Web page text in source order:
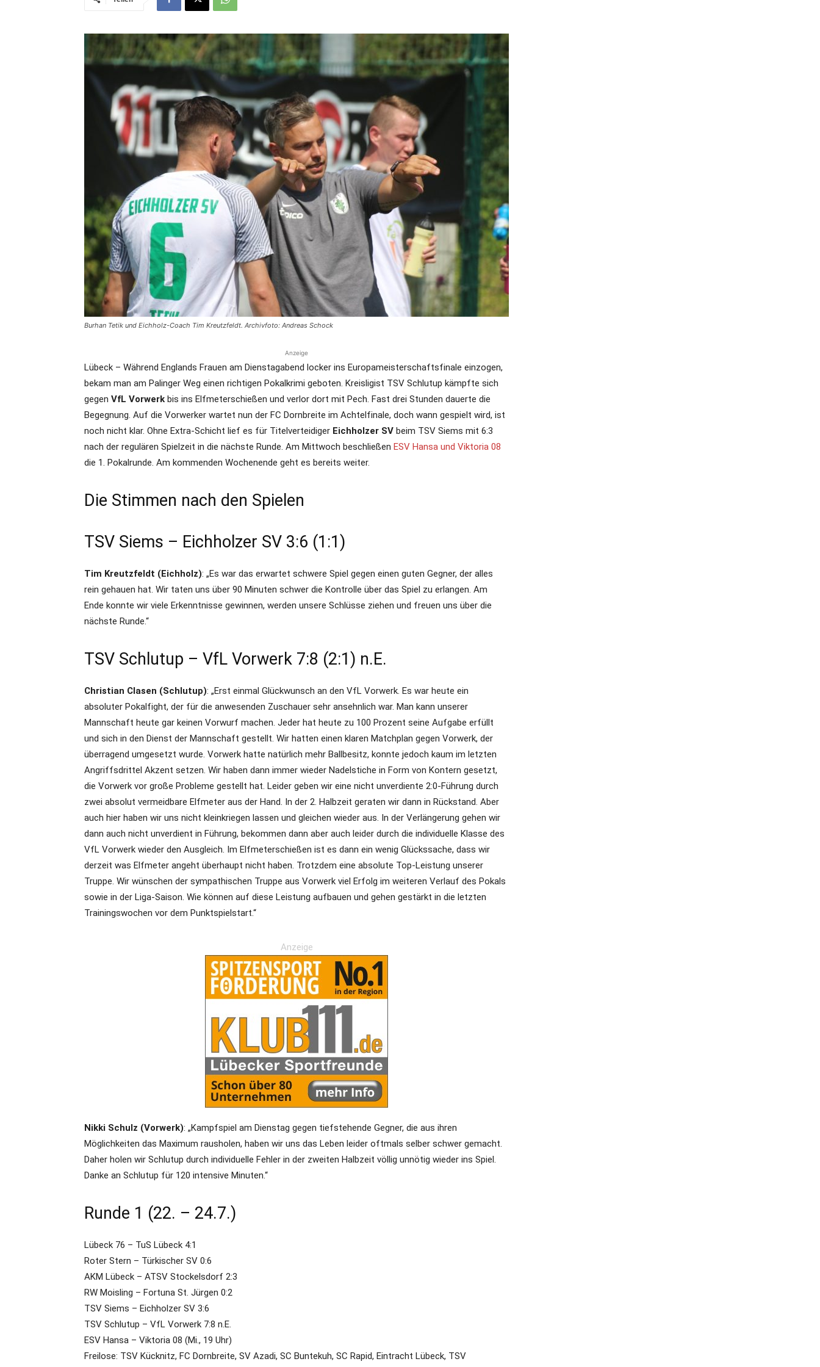
die
Region
Burhan Tetik und Eichholz-Coach Tim Kreutzfeldt. Archivfoto: Andreas Schock
Anzeige
Lübeck – Während Englands Frauen am Dienstagabend locker ins Europameisterschaftsfinale einzogen,
bekam man am Palinger Weg einen richtigen Pokalkrimi geboten. Kreisligist TSV Schlutup kämpfte sich
gegen VfL Vorwerk bis ins Elfmeterschießen und verlor dort mit Pech. Fast drei Stunden dauerte die
Begegnung. Auf die Vorwerker wartet nun der FC Dornbreite im Achtelfinale, doch wann gespielt wird, ist
noch nicht klar. Ohne Extra-Schicht lief es für Titelverteidiger Eichholzer SV beim TSV Siems mit 6:3
nach der regulären Spielzeit in die nächste Runde. Am Mittwoch beschließen ESV Hansa und Viktoria 08
die 1. Pokalrunde. Am kommenden Wochenende geht es bereits weiter.
Die Stimmen nach den Spielen
TSV Siems – Eichholzer SV 3:6 (1:1)
Tim Kreutzfeldt (Eichholz): „Es war das erwartet schwere Spiel gegen einen guten Gegner, der alles
rein gehauen hat. Wir taten uns über 90 Minuten schwer die Kontrolle über das Spiel zu erlangen. Am
Ende konnte wir viele Erkenntnisse gewinnen, werden unsere Schlüsse ziehen und freuen uns über die
nächste Runde.“
TSV Schlutup – VfL Vorwerk 7:8 (2:1) n.E.
Christian Clasen (Schlutup): „Erst einmal Glückwunsch an den VfL Vorwerk. Es war heute ein
absoluter Pokalfight, der für die anwesenden Zuschauer sehr ansehnlich war. Man kann unserer
Mannschaft heute gar keinen Vorwurf machen. Jeder hat heute zu 100 Prozent seine Aufgabe erfüllt
und sich in den Dienst der Mannschaft gestellt. Wir hatten einen klaren Matchplan gegen Vorwerk, der
überragend umgesetzt wurde. Vorwerk hatte natürlich mehr Ballbesitz, konnte jedoch kaum im letzten
Angriffsdrittel Akzent setzen. Wir haben dann immer wieder Nadelstiche in Form von Kontern gesetzt,
die Vorwerk vor große Probleme gestellt hat. Leider geben wir eine nicht unverdiente 2:0-Führung durch
zwei absolut vermeidbare Elfmeter aus der Hand. In der 2. Halbzeit geraten wir dann in Rückstand. Aber
auch hier haben wir uns nicht kleinkriegen lassen und gleichen wieder aus. In der Verlängerung gehen wir
dann auch nicht unverdient in Führung, bekommen dann aber auch leider durch die individuelle Klasse des
VfL Vorwerk wieder den Ausgleich. Im Elfmeterschießen ist es dann ein wenig Glückssache, dass wir
derzeit was Elfmeter angeht überhaupt nicht haben. Trotzdem eine absolute Top-Leistung unserer
Truppe. Wir wünschen der sympathischen Truppe aus Vorwerk viel Erfolg im weiteren Verlauf des Pokals
sowie in der Liga-Saison. Wie können auf diese Leistung aufbauen und gehen gestärkt in die letzten
Trainingswochen vor dem Punktspielstart.“
Anzeige
Nikki Schulz (Vorwerk): „Kampfspiel am Dienstag gegen tiefstehende Gegner, die aus ihren
Möglichkeiten das Maximum rausholen, haben wir uns das Leben leider oftmals selber schwer gemacht.
Daher holen wir Schlutup durch individuelle Fehler in der zweiten Halbzeit völlig unnötig wieder ins Spiel.
Danke an Schlutup für 120 intensive Minuten.“
Runde 1 (22. – 24.7.)
Lübeck 76 – TuS Lübeck 4:1
Roter Stern – Türkischer SV 0:6
AKM Lübeck – ATSV Stockelsdorf 2:3
RW Moisling – Fortuna St. Jürgen 0:2
TSV Siems – Eichholzer SV 3:6
TSV Schlutup – VfL Vorwerk 7:8 n.E.
ESV Hansa – Viktoria 08 (Mi., 19 Uhr)
Freilose: TSV Kücknitz, FC Dornbreite, SV Azadi, SC Buntekuh, SC Rapid, Eintracht Lübeck, TSV